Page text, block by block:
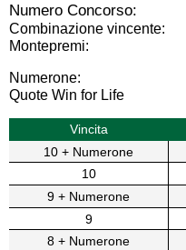
Numero Concorso:
Combinazione vincente:
Montepremi:
Numerone:
Quote Win for Life
Vincita
10 + Numerone
10
9 + Numerone
9
8 + Numerone